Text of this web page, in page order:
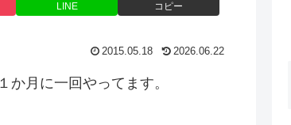
LINE コピー
2015.05.18 2026.06.22
月に一回やってます。